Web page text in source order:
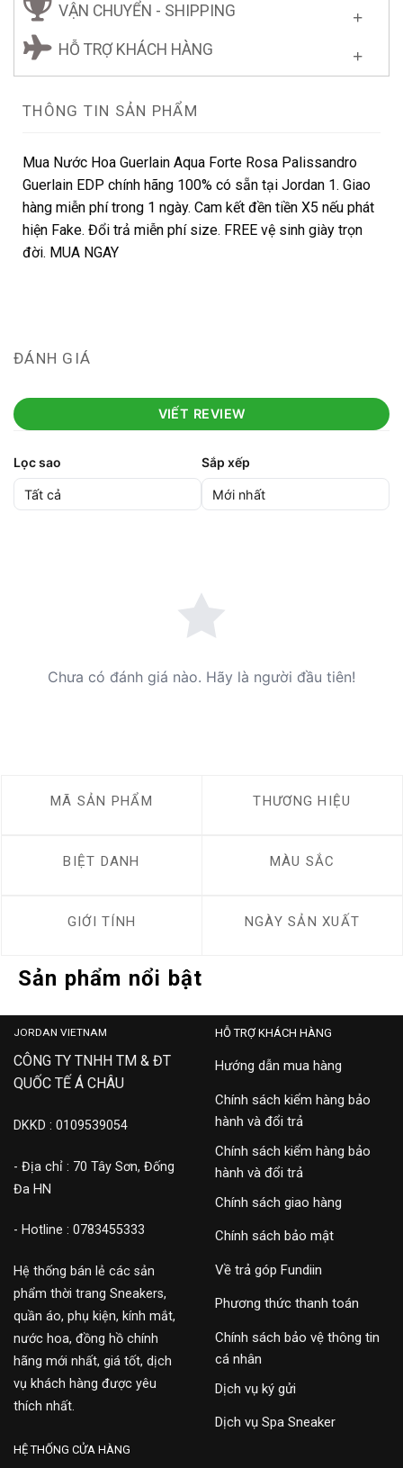
VẬN CHUYỂN - SHIPPING
HỖ TRỢ KHÁCH HÀNG
THÔNG TIN SẢN PHẨM
Mua Nước Hoa Guerlain Aqua Forte Rosa Palissandro
Guerlain EDP chính hãng 100% có sẵn tại Jordan 1. Giao
hàng miễn phí trong 1 ngày. Cam kết đền tiền X5 nếu phát
hiện Fake. Đổi trả miễn phí size. FREE vệ sinh giày trọn
đời. MUA NGAY
ĐÁNH GIÁ
VIẾT REVIEW
Lọc sao Sắp xếp
Chưa có đánh giá nào. Hãy là người đầu tiên!
MÃ SẢN PHẨM THƯƠNG HIỆU
BIỆT DANH MÀU SẮC
GIỚI TÍNH NGÀY SẢN XUẤT
Sản phẩm nổi bật
JORDAN VIETNAM
CÔNG TY TNHH TM & ĐT
QUỐC TẾ Á CHÂU
DKKD : 0109539054
- Địa chỉ : 70 Tây Sơn, Đống
Đa HN
- Hotline : 0783455333
Hệ thống bán lẻ các sản
phẩm thời trang Sneakers,
quần áo, phụ kiện, kính mắt,
nước hoa, đồng hồ chính
hãng mới nhất, giá tốt, dịch
vụ khách hàng được yêu
thích nhất.
HỖ TRỢ KHÁCH HÀNG
Hướng dẫn mua hàng
Chính sách kiểm hàng bảo
hành và đổi trả
Chính sách kiểm hàng bảo
hành và đổi trả
Chính sách giao hàng
Chính sách bảo mật
Về trả góp Fundiin
Phương thức thanh toán
Chính sách bảo vệ thông tin
cá nhân
Dịch vụ ký gửi
Dịch vụ Spa Sneaker
HỆ THỐNG CỬA HÀNG